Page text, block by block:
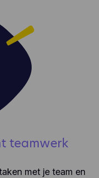
teamwerk
met je team en